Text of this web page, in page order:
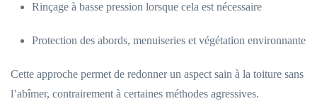
Rinçage à basse pression lorsque cela est nécessaire
Protection des abords, menuiseries et végétation environnante
Cette approche permet de redonner un aspect sain à la toiture sans
l’abîmer, contrairement à certaines méthodes agressives.